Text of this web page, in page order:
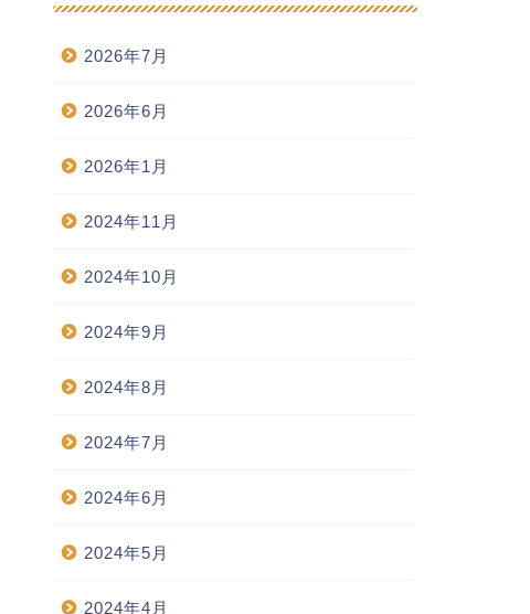
2026年7月
2026年6月
2026年1月
2024年11月
2024年10月
2024年9月
2024年8月
2024年7月
2024年6月
2024年5月
2024年4月